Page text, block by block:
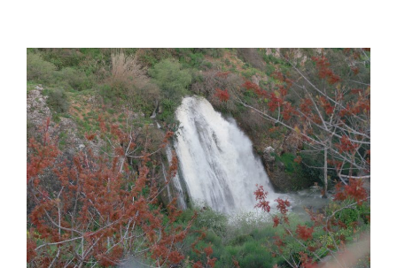
Thailand.
וירוס
הקורונה,
מהפיליפינים
לתאילנד